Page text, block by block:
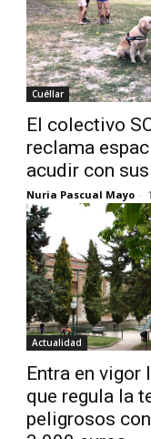
Cuéllar
El colectivo
reclama
acudir con
Nuria Pascual Mayo -
Actualidad
Entra en vigor
que regula la
peligrosos